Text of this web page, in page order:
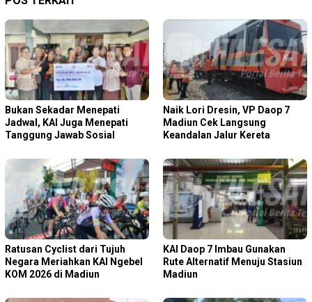
Bukan Sekadar Menepati
Jadwal, KAI Juga Menepati
Tanggung Jawab Sosial
Naik Lori Dresin, VP Daop 7
Madiun Cek Langsung
Keandalan Jalur Kereta
Ratusan Cyclist dari Tujuh
Negara Meriahkan KAI Ngebel
KOM 2026 di Madiun
KAI Daop 7 Imbau Gunakan
Rute Alternatif Menuju Stasiun
Madiun